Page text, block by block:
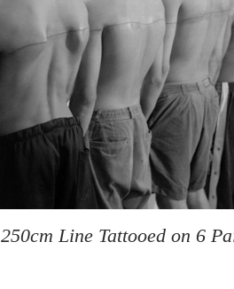
250cm Line Tattooed on 6